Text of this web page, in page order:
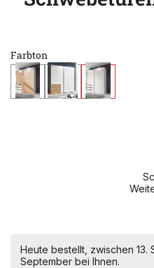
Farbton
Heute bestellt, zwischen 13.
September bei Ihnen.